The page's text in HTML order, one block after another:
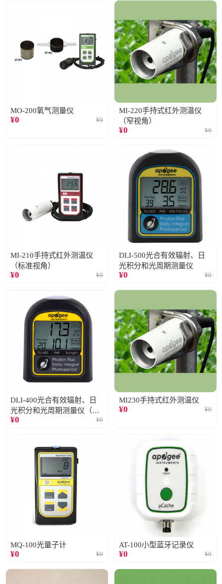
MO-200氧气测量仪
¥0 ¥0
MI-220手持式红外测温仪
（窄视角）
¥0 ¥0
MI-210手持式红外测温仪
（标准视角）
¥0 ¥0
DLI-500光合有效辐射、日
光积分和光周期测量仪
¥0 ¥0
DLI-400光合有效辐射、日
光积分和光周期测量仪（仅
阳光）
¥0 ¥0
MI230手持式红外测温仪
¥0 ¥0
MQ-100光量子计
¥0 ¥0
AT-100小型蓝牙记录仪
¥0 ¥0